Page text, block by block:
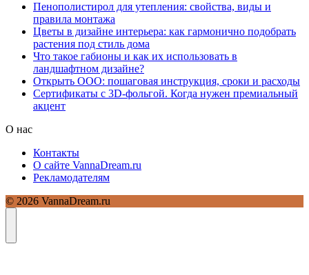
Пенополистирол для утепления: свойства, виды и
правила монтажа
Цветы в дизайне интерьера: как гармонично подобрать
растения под стиль дома
Что такое габионы и как их использовать в
ландшафтном дизайне?
Открыть ООО: пошаговая инструкция, сроки и расходы
Сертификаты с 3D-фольгой. Когда нужен премиальный
акцент
О нас
Контакты
О сайте VannaDream.ru
Рекламодателям
© 2026 VannaDream.ru